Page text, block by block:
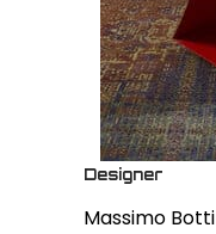
Designer
Massimo Botti